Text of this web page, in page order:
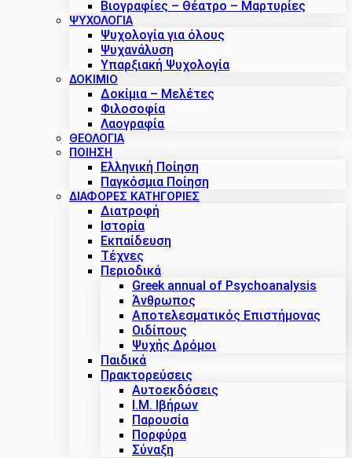
Βιογραφίες – Θέατρο – Μαρτυρίες
ΨΥΧΟΛΟΓΙΑ
Ψυχολογία για όλους
Ψυχανάλυση
Υπαρξιακή Ψυχολογία
ΔΟΚΙΜΙΟ
Δοκίμια – Μελέτες
Φιλοσοφία
Λαογραφία
ΘΕΟΛΟΓΙΑ
ΠΟΙΗΣΗ
Ελληνική Ποίηση
Παγκόσμια Ποίηση
ΔΙΑΦΟΡΕΣ ΚΑΤΗΓΟΡΙΕΣ
Διατροφή
Ιστορία
Εκπαίδευση
Τέχνες
Περιοδικά
Greek annual of Psychoanalysis
Άνθρωπος
Αποτελεσματικός Επιστήμονας
Οιδίπους
Ψυχής Δρόμοι
Παιδικά
Πρακτoρεύσεις
Αυτοεκδόσεις
Ι.Μ. Ιβήρων
Παρουσία
Πορφύρα
Σύναξη